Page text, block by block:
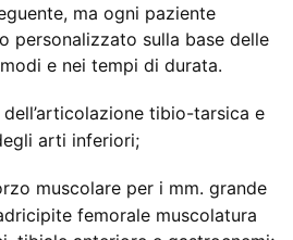
ma ogni paziente
personalizzato sulla base delle
e nei tempi di durata.
tibio-tarsica e
arti inferiori;
muscolare per i mm. grande
femorale muscolatura